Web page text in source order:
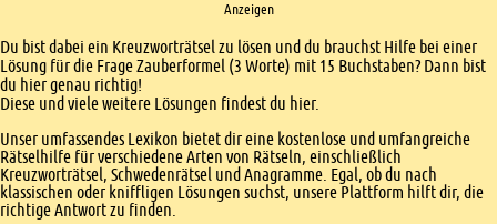
Anzeigen
Einleitung
Du bist dabei ein Kreuzworträtsel zu lösen und du brauchst Hilfe bei einer
Lösung für die Frage Zauberformel (3 Worte) mit 15 Buchstaben? Dann bist
du hier genau richtig!
Diese und viele weitere Lösungen findest du hier.
Unser umfassendes Lexikon bietet dir eine kostenlose und umfangreiche
Rätselhilfe für verschiedene Arten von Rätseln, einschließlich
Kreuzworträtsel, Schwedenrätsel und Anagramme. Egal, ob du nach
klassischen oder kniffligen Lösungen suchst, unsere Plattform hilft dir, die
richtige Antwort zu finden.